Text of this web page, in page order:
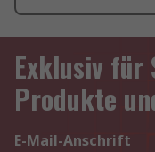
Exklusiv für
Produkte
E-Mail-Anschrift